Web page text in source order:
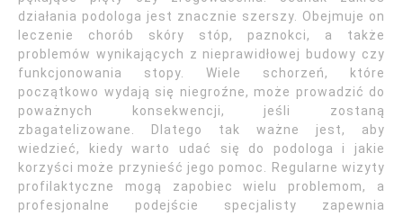
działania podologa jest znacznie szerszy. Obejmuje on
leczenie chorób skóry stóp, paznokci, a także
problemów wynikających z nieprawidłowej budowy czy
funkcjonowania stopy. Wiele schorzeń, które
początkowo wydają się niegroźne, może prowadzić do
poważnych konsekwencji, jeśli zostaną
zbagatelizowane. Dlatego tak ważne jest, aby
wiedzieć, kiedy warto udać się do podologa i jakie
korzyści może przynieść jego pomoc. Regularne wizyty
profilaktyczne mogą zapobiec wielu problemom, a
profesjonalne podejście specjalisty zapewnia